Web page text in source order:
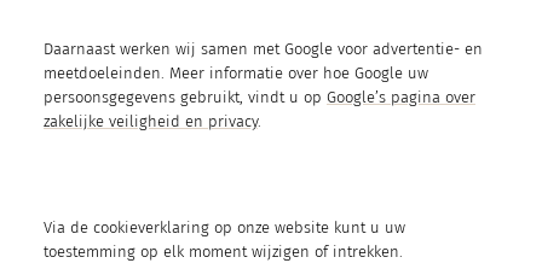
Daarnaast werken wij samen met Google voor advertentie- en
meetdoeleinden. Meer informatie over hoe Google uw
persoonsgegevens gebruikt, vindt u op Google’s pagina over
zakelijke veiligheid en privacy.
Via de cookieverklaring op onze website kunt u uw
toestemming op elk moment wijzigen of intrekken.